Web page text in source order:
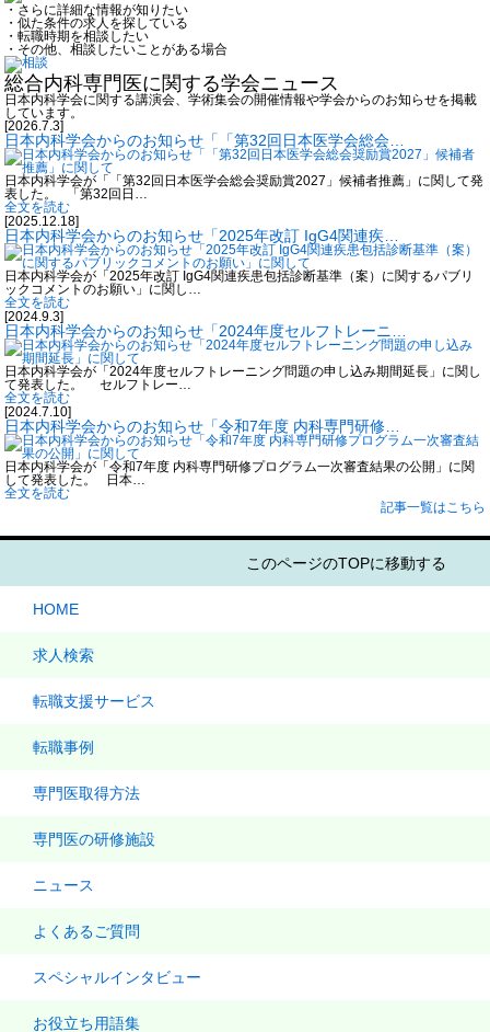
・さらに詳細な情報が知りたい
・似た条件の求人を探している
・転職時期を相談したい
・その他、相談したいことがある場合
総合内科専門医に関する学会ニュース
日本内科学会に関する講演会、学術集会の開催情報や学会からのお知らせを掲載
しています。
[2026.7.3]
日本内科学会からのお知らせ「「第32回日本医学会総会…
日本内科学会が「「第32回日本医学会総会奨励賞2027」候補者推薦」に関して発
表した。 「第32回日…
全文を読む
[2025.12.18]
日本内科学会からのお知らせ「2025年改訂 IgG4関連疾…
日本内科学会が「2025年改訂 IgG4関連疾患包括診断基準（案）に関するパブリ
ックコメントのお願い」に関し…
全文を読む
[2024.9.3]
日本内科学会からのお知らせ「2024年度セルフトレーニ…
日本内科学会が「2024年度セルフトレーニング問題の申し込み期間延長」に関し
て発表した。 セルフトレー…
全文を読む
[2024.7.10]
日本内科学会からのお知らせ「令和7年度 内科専門研修…
日本内科学会が「令和7年度 内科専門研修プログラム一次審査結果の公開」に関
して発表した。 日本…
全文を読む
記事一覧はこちら
このページのTOPに移動する
HOME
求人検索
転職支援サービス
転職事例
専門医取得方法
専門医の研修施設
ニュース
よくあるご質問
スペシャルインタビュー
お役立ち用語集